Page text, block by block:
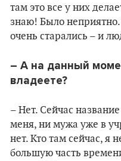
там это все у них
знаю! Было
очень старались – и
– А на данный
владеете?
– Нет. Сейчас
меня, ни мужа уже в
нет. Кто там сейчас, я
большую часть